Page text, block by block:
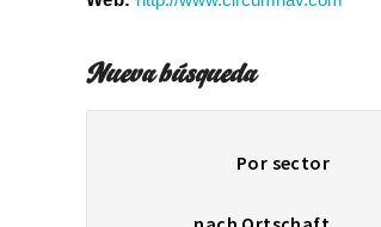
Nueva búsqueda
Por sector